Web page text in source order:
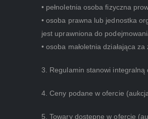
• pełnoletnia osoba fizyczna
• osoba prawna lub jednostka
jest uprawniona do
• osoba małoletnia działająca
3. Regulamin stanowi integralną
4. Ceny podane w ofercie
5. Towary dostępne w ofercie